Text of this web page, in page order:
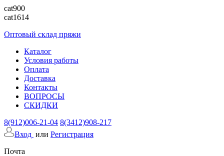
cat900
cat1614
Оптовый склад пряжи
Каталог
Условия работы
Оплата
Доставка
Контакты
ВОПРОСЫ
СКИДКИ
8(912)006-21-04 8(3412)908-217
Вход или Регистрация
Почта